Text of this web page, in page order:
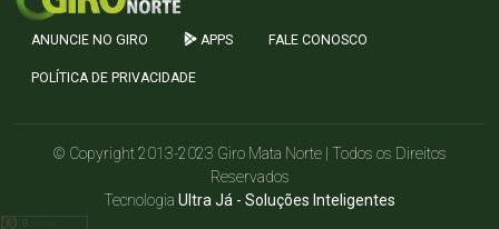
ANUNCIE NO GIRO APPS FALE CONOSCO
POLÍTICA DE PRIVACIDADE
© Copyright 2013-2023 Giro Mata Norte | Todos os Direitos
Reservados
Tecnologia Ultra Já - Soluções Inteligentes